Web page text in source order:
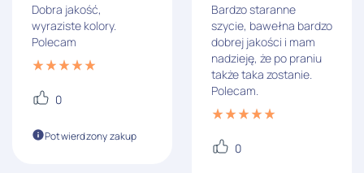
Dobra jakość,
wyraziste kolory.
Polecam
0
Potwierdzony zakup
Bardzo staranne
szycie, bawełna bardzo
dobrej jakości i mam
nadzieję, że po praniu
także taka zostanie.
Polecam.
0